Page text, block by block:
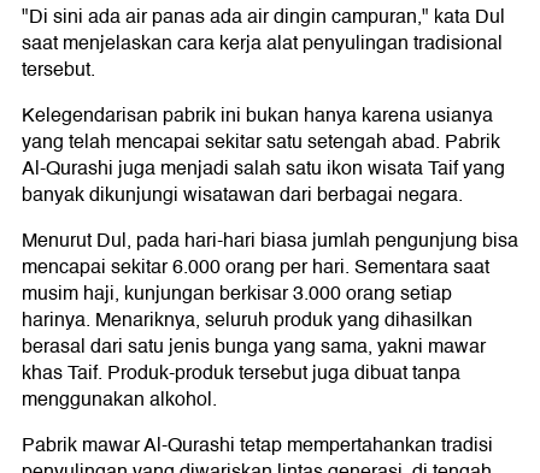
"Di sini ada air panas ada air dingin campuran," kata Dul
saat menjelaskan cara kerja alat penyulingan tradisional
tersebut.
Kelegendarisan pabrik ini bukan hanya karena usianya
yang telah mencapai sekitar satu setengah abad. Pabrik
Al-Qurashi juga menjadi salah satu ikon wisata Taif yang
banyak dikunjungi wisatawan dari berbagai negara.
Menurut Dul, pada hari-hari biasa jumlah pengunjung bisa
mencapai sekitar 6.000 orang per hari. Sementara saat
musim haji, kunjungan berkisar 3.000 orang setiap
harinya. Menariknya, seluruh produk yang dihasilkan
berasal dari satu jenis bunga yang sama, yakni mawar
khas Taif. Produk-produk tersebut juga dibuat tanpa
menggunakan alkohol.
Pabrik mawar Al-Qurashi tetap mempertahankan tradisi